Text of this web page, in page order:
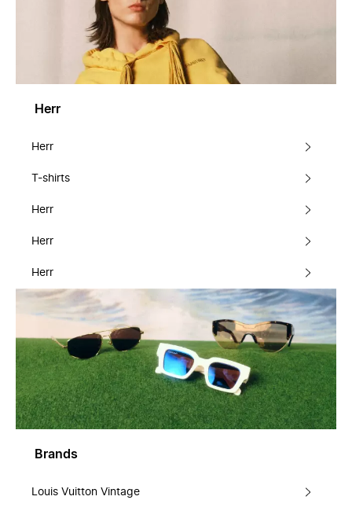
Herr
Herr
T-shirts
Herr
Herr
Herr
Brands
Louis Vuitton Vintage